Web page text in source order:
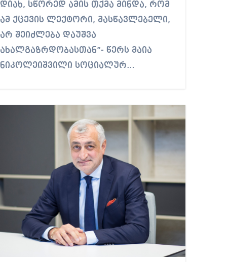
გადადის ძალადობრივ
მეთოდებზე, შეიძლება,
ახალგაზრდებთან
ლექტორად ან პედაგოგად
მუშაობდეს? – მაია
დიახ, სწორედ ამის თქმა მინდა, რომ
ამ ქცევის ლექტორი, მასწავლებელი,
არ შეიძლება დაუშვა
ახალგაზრდობასთან”- წერს მაია
ნიკოლეიშვილი სოციალურ…